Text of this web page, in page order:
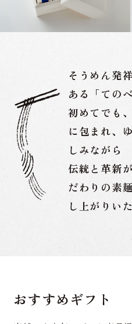
そうめん発
ある「ての
初めてでも
に包まれ、
しみながら
伝統と革新
だわりの素
し上がりい
おすすめギフト